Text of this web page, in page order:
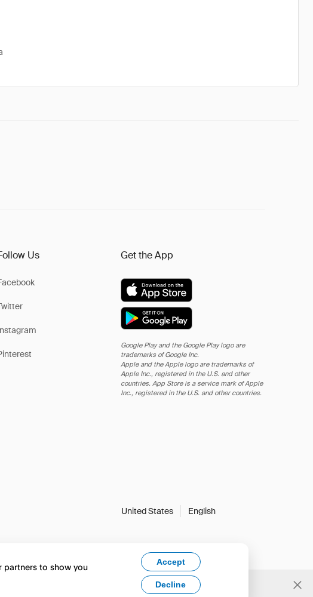
Us Get the App
Google Play and the Google Play logo are
trademarks of Google Inc.
Apple and the Apple logo are trademarks of
Apple Inc., registered in the U.S. and other
countries. App Store is a service mark of Apple
Inc., registered in the U.S. and other countries.
United States English
partners to show you
Accept
Decline